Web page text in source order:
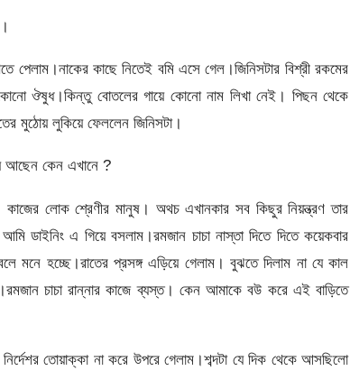
পেলাম।নাকের কাছে নিতেই বমি এসে গেল।জিনিসটার বিশ্রী রকমের
ঔষুধ।কিন্তু বোতলের গায়ে কোনো নাম লিখা নেই। পিছন থেকে
মুঠোয় লুকিয়ে ফেললেন জিনিসটা।
আছেন কেন এখানে ?
কাজের লোক শ্রেণীর মানুষ। অথচ এখানকার সব কিছুর নিয়ন্ত্রণ তার
ডাইনিং এ গিয়ে বসলাম।রমজান চাচা নাস্তা দিতে দিতে কয়েকবার
মনে হচ্ছে।রাতের প্রসঙ্গ এড়িয়ে গেলাম। বুঝতে দিলাম না যে কাল
চাচা রান্নার কাজে ব্যস্ত। কেন আমাকে বউ করে এই বাড়িতে
তোয়াক্কা না করে উপরে গেলাম।শব্দটা যে দিক থেকে আসছিলো